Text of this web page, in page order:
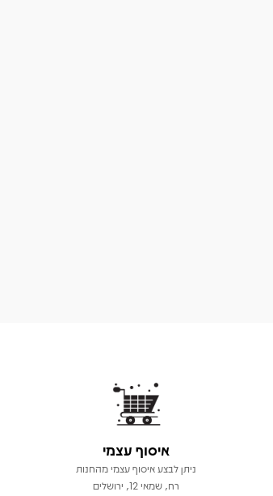
איסוף עצמי
ניתן לבצע איסוף עצמי מהחנות
רח, שמאי 12, ירושלים